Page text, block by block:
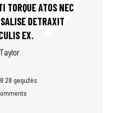
TORQUE ATOS NEC
DETRAXIT
EX.
28 gegužės